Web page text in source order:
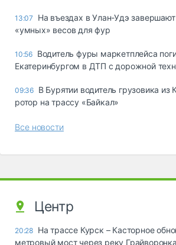
13:07
Ha въeздax в Улaн-Удэ
«yмныx» вecoв для фyp
10:56 Водитель фуры маркетплейса
Екатеринбургом в ДТП с дорожной
09:36 В Бурятии водитель грузовика из
ротор на трассу «Байкал»
Все новости
Центр
20:28 На трассе Курск – Касторное
метровый мост через реку Грайворонка